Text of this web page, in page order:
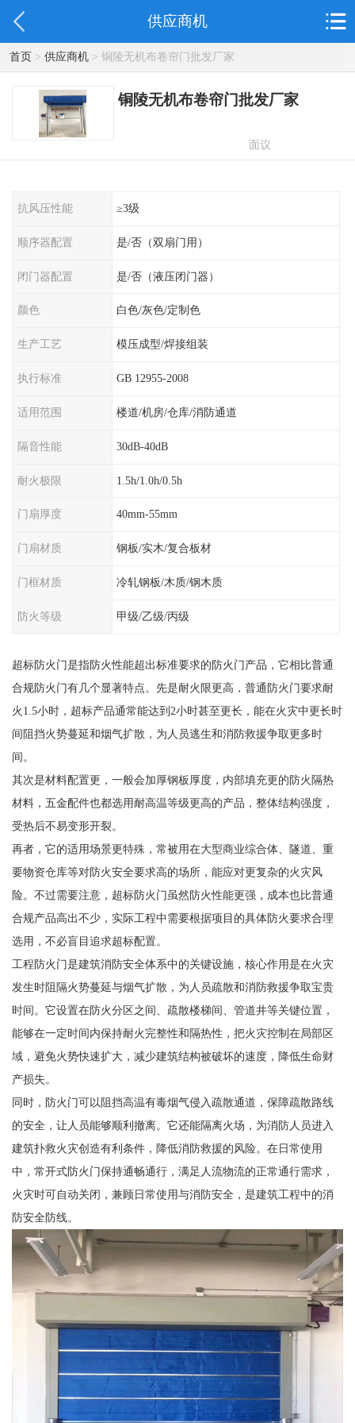
供应商机
首页> 供应商机> 铜陵无机布卷帘门批发厂家
铜陵无机布卷帘门批发厂家
面议
抗风压性能 ≥3级
顺序器配置 是/否（双扇门用）
闭门器配置 是/否（液压闭门器）
颜色 白色/灰色/定制色
生产工艺 模压成型/焊接组装
执行标准 GB 12955-2008
适用范围 楼道/机房/仓库/消防通道
隔音性能 30dB-40dB
耐火极限 1.5h/1.0h/0.5h
门扇厚度 40mm-55mm
门扇材质 钢板/实木/复合板材
门框材质 冷轧钢板/木质/钢木质
防火等级 甲级/乙级/丙级
超标防火门是指防火性能超出标准要求的防火门产品，它相比普通
合规防火门有几个显著特点。先是耐火限更高，普通防火门要求耐
火1.5小时，超标产品通常能达到2小时甚至更长，能在火灾中更长时
间阻挡火势蔓延和烟气扩散，为人员逃生和消防救援争取更多时
间。
其次是材料配置更，一般会加厚钢板厚度，内部填充更的防火隔热
材料，五金配件也都选用耐高温等级更高的产品，整体结构强度，
受热后不易变形开裂。
再者，它的适用场景更特殊，常被用在大型商业综合体、隧道、重
要物资仓库等对防火安全要求高的场所，能应对更复杂的火灾风
险。不过需要注意，超标防火门虽然防火性能更强，成本也比普通
合规产品高出不少，实际工程中需要根据项目的具体防火要求合理
选用，不必盲目追求超标配置。
工程防火门是建筑消防安全体系中的关键设施，核心作用是在火灾
发生时阻隔火势蔓延与烟气扩散，为人员疏散和消防救援争取宝贵
时间。它设置在防火分区之间、疏散楼梯间、管道井等关键位置，
能够在一定时间内保持耐火完整性和隔热性，把火灾控制在局部区
域，避免火势快速扩大，减少建筑结构被破坏的速度，降低生命财
产损失。
同时，防火门可以阻挡高温有毒烟气侵入疏散通道，保障疏散路线
的安全，让人员能够顺利撤离。它还能隔离火场，为消防人员进入
建筑扑救火灾创造有利条件，降低消防救援的风险。在日常使用
中，常开式防火门保持通畅通行，满足人流物流的正常通行需求，
火灾时可自动关闭，兼顾日常使用与消防安全，是建筑工程中的消
防安全防线。